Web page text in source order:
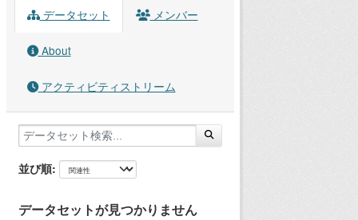
データセット メンバー
About
アクティビティストリーム
並び順
データセットが見つかりません